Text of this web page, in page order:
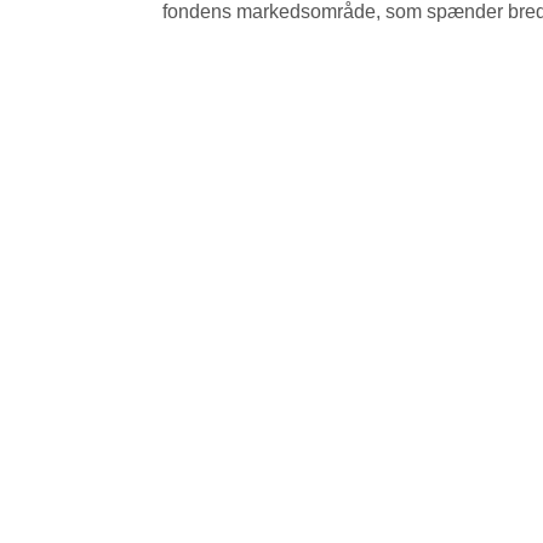
fondens markedsområde, som spænder